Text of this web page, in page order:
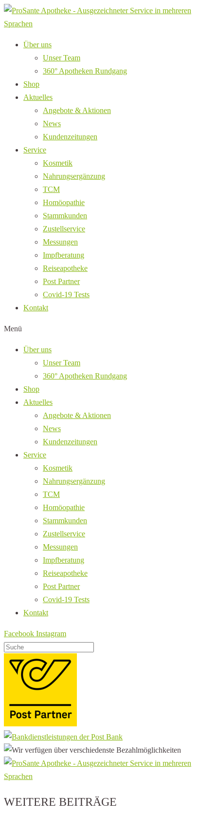
Über uns
Unser Team
360° Apotheken Rundgang
Shop
Aktuelles
Angebote & Aktionen
News
Kundenzeitungen
Service
Kosmetik
Nahrungsergänzung
TCM
Homöopathie
Stammkunden
Zustellservice
Messungen
Impfberatung
Reiseapotheke
Post Partner
Covid-19 Tests
Kontakt
Menü
Über uns
Unser Team
360° Apotheken Rundgang
Shop
Aktuelles
Angebote & Aktionen
News
Kundenzeitungen
Service
Kosmetik
Nahrungsergänzung
TCM
Homöopathie
Stammkunden
Zustellservice
Messungen
Impfberatung
Reiseapotheke
Post Partner
Covid-19 Tests
Kontakt
Facebook Instagram
WEITERE BEITRÄGE